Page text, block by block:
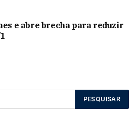
e abre brecha para reduzir